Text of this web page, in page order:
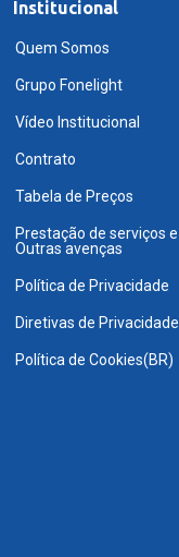
Institucional
Quem Somos
Grupo Fonelight
Vídeo Institucional
Contrato
Tabela de Preços
Prestação de serviços e
Outras avenças
Política de Privacidade
Diretivas de Privacidade
Política de Cookies(BR)